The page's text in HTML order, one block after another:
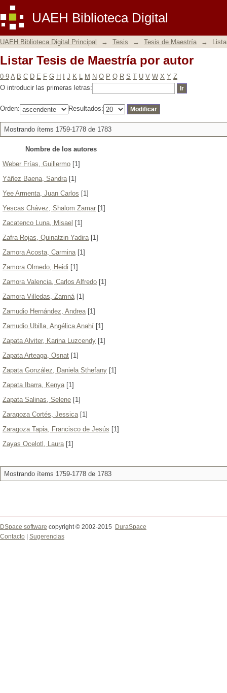
UAEH Biblioteca Digital
Listar Tesis de Maestría por autor
UAEH Biblioteca Digital Principal → Tesis → Tesis de Maestría →
Listar Tesis de Maestría por autor
0-9 A B C D E F G H J K L M N O P Q R S T U V W X Y Z
O introducir las primeras letras:
Orden: Resultados:
Mostrando ítems 1759-1778 de 1783
Nombre de los autores
Weber Frías, Guillermo [1]
Yáñez Baena, Sandra[1]
Yee Armenta, Juan Carlos [1]
Yescas Chávez, Shalom Zamar [1]
Zacatenco Luna, Misael [1]
Zafra Rojas, Quinatzin Yadira[1]
Zamora Acosta, Carmina[1]
Zamora Olmedo, Heidi [1]
Zamora Valencia, Carlos Alfredo [1]
Zamora Villedas, Zamná[1]
Zamudio Hernández, Andrea[1]
Zamudio Ubilla, Angélica Anahí [1]
Zapata Alviter, Karina Luzcendy [1]
Zapata Arteaga, Osnat [1]
Zapata González, Daniela Sthefany [1]
Zapata Ibarra, Kenya[1]
Zapata Salinas, Selene [1]
Zaragoza Cortés, Jessica[1]
Zaragoza Tapia, Francisco de Jesús [1]
Zayas Ocelotl, Laura[1]
Mostrando ítems 1759-1778 de 1783
DSpace software copyright © 2002-2015
DuraSpace
Contacto
Sugerencias